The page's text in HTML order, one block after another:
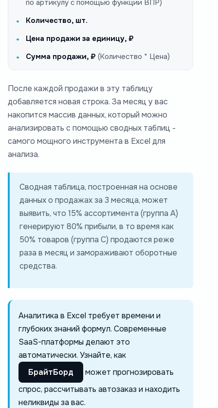
по артикулу с помощью функции ВПР)
Количество, шт.
Цена продажи за единицу, ₽
Сумма продажи, ₽ (Количество * Цена)
После каждой продажи в эту таблицу
добавляется новая строка. За месяц у вас
накопится массив данных, который можно
анализировать с помощью сводных таблиц -
самого мощного инструмента в Excel для
анализа.
Сводная таблица, построенная на основе
данных о продажах за 3 месяца, может
выявить, что 15% ассортимента (группа А)
генерируют 80% прибыли, в то время как
50% товаров (группа С) продаются реже
раза в месяц и замораживают оборотные
средства.
Аналитика в Excel требует времени и
глубоких знаний формул. Современные
SaaS-платформы делают это
автоматически. Узнайте, как
БрайтБорд
может прогнозировать
спрос, рассчитывать автозаказ и находить
неликвиды за вас.